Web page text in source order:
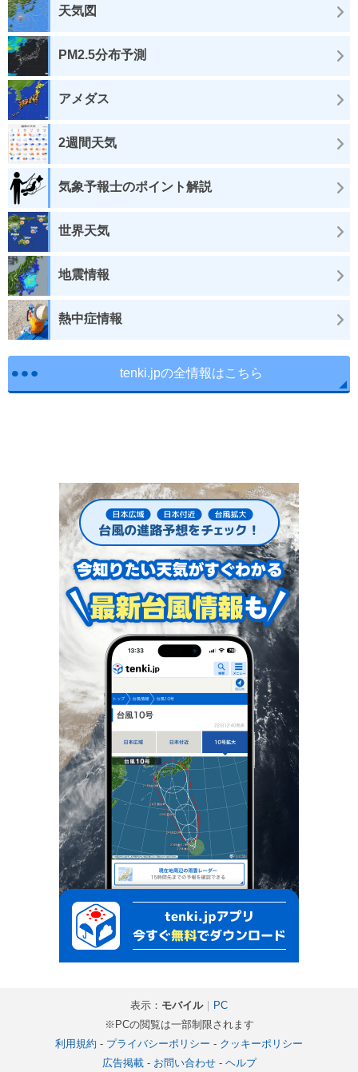
天気図
PM2.5分布予測
アメダス
2週間天気
気象予報士のポイント解説
世界天気
地震情報
熱中症情報
tenki.jpの全情報はこちら
表示： モバイル｜ PC
※PCの閲覧は一部制限されます
利用規約 - プライバシーポリシー - クッキーポリシー
広告掲載- お問い合わせ- ヘルプ